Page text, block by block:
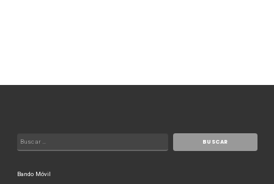
Bando Móvil